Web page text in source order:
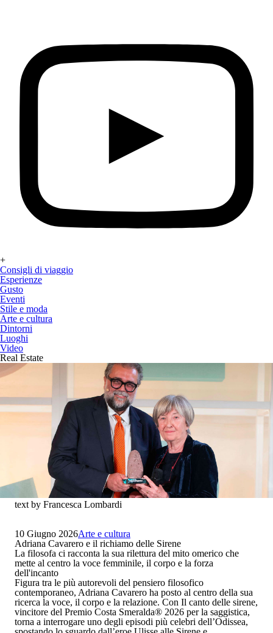
+
Consigli di viaggio
Esperienze
Gusto
Eventi
Stile e moda
Arte e cultura
Dintorni
Luoghi
Video
Real Estate
text by Francesca Lombardi
10 Giugno 2026Arte e cultura
Adriana Cavarero e il richiamo delle Sirene
La filosofa ci racconta la sua rilettura del mito omerico che
mette al centro la voce femminile, il corpo e la forza
dell'incanto
Figura tra le più autorevoli del pensiero filosofico
contemporaneo, Adriana Cavarero ha posto al centro della sua
ricerca la voce, il corpo e la relazione. Con Il canto delle sirene,
vincitore del Premio Costa Smeralda® 2026 per la saggistica,
torna a interrogare uno degli episodi più celebri dell’Odissea,